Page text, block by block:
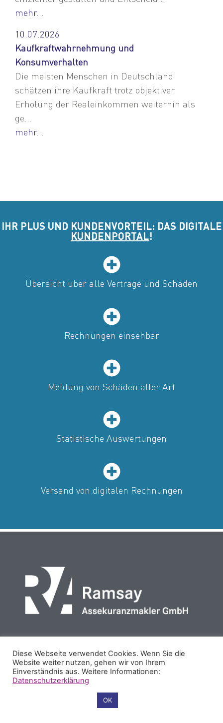
mehr...
10.07.2026
Kaufkraftwahrnehmung und
Konsumverhalten
Die meisten Menschen in Deutschland
schätzen ihre Kaufkraft trotz objektiver
Erholung der Realeinkommen weiterhin als
ge...
mehr...
IHR PLUS UND KUNDENVORTEIL: DAS DIGITALE
KUNDENPORTAL!
Übersicht über alle Verträge und Schäden
Rechnungen einsehbar
Meldung von Schäden aller Art
Statistische Auswertungen
Versand von digitalen Rechnungen
DATENSCHUTZ
Diese Webseite verwendet Cookies. Wenn Sie die
Website weiter nutzen, gehen wir von Ihrem
Einverständnis aus. Weitere Informationen:
Datenschutzerklärung
OK